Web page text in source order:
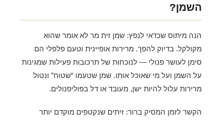
השמן?
הנה מיתוס שכדאי לנפץ: שמן זית מר לא אומר שהוא
מקולקל. בדיוק להפך. מרירות אופיינית וטעם פלפלי הם
סימן לעושר פנולי — לנוכחות של תרכובות פעילות שמגינות
על השמן ועל מי שאוכל אותו. שמן שטעמו “שטוח” ונטול
מרירות עלול להיות ישן, מעובד או דל בפוליפנולים.
הקשר לזמן המסיק ברור: זיתים שנקטפים מוקדם יותר